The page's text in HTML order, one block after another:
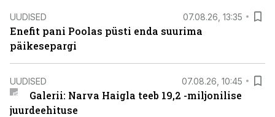
UUDISED 07.08.26, 13:35
Enefit pani Poolas püsti enda suurima
päikesepargi
UUDISED 07.08.26, 10:45
Galerii: Narva Haigla teeb 19,2 -miljonilise
juurdeehituse